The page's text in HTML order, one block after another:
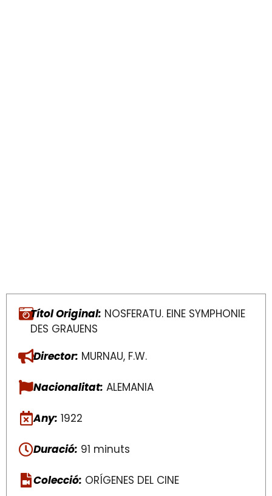
Títol Original: NOSFERATU. EINE SYMPHONIE
DES GRAUENS
Director: MURNAU, F.W.
Nacionalitat: ALEMANIA
Any: 1922
Duració: 91 minuts
Colecció: ORÍGENES DEL CINE